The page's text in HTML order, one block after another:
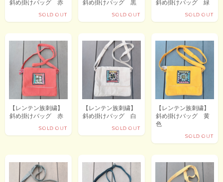
斜め掛けバッグ 赤
SOLD OUT
斜め掛けバッグ 黒
SOLD OUT
斜め掛けバッグ 緑
SOLD OUT
【レンテン族刺繍】
斜め掛けバッグ 赤
SOLD OUT
【レンテン族刺繍】
斜め掛けバッグ 白
SOLD OUT
【レンテン族刺繍】
斜め掛けバッグ 黄
色
SOLD OUT